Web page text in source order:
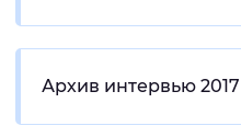
Архив интервью 2017